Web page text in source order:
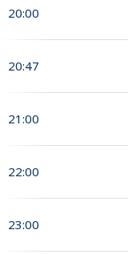
20:00
20:47
21:00
22:00
23:00